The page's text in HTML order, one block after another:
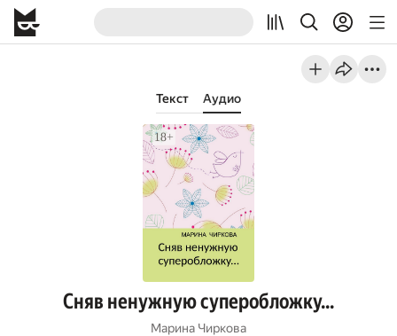
Текст Аудио
Сняв ненужную суперобложку...
Марина Чиркова